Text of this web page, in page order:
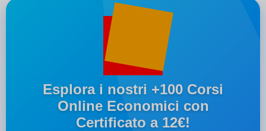
Esplora i nostri +100 Corsi
Online Economici con
Certificato a 12€!